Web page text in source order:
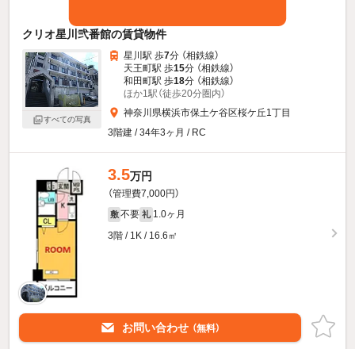
クリオ星川弐番館の賃貸物件
すべての写真
星川駅 歩7分 （相鉄線）
天王町駅 歩15分 （相鉄線）
和田町駅 歩18分 （相鉄線）
ほか1駅（徒歩20分圏内）
神奈川県横浜市保土ケ谷区桜ケ丘1丁目
3階建 / 34年3ヶ月 / RC
3.5万円
（管理費7,000円）
敷 不要 礼 1.0ヶ月
3階 / 1K / 16.6㎡
お問い合わせ （無料）